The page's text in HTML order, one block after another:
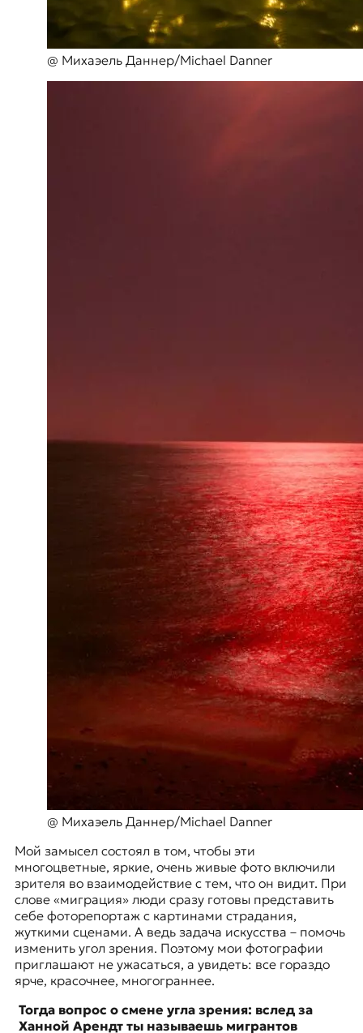
@ Михаэель Даннер/Michael Danner
@ Михаэель Даннер/Michael Danner
Мой замысел состоял в том, чтобы эти
многоцветные, яркие, очень живые фото включили
зрителя во взаимодействие с тем, что он видит. При
слове «миграция» люди сразу готовы представить
себе фоторепортаж с картинами страдания,
жуткими сценами. А ведь задача искусства – помочь
изменить угол зрения. Поэтому мои фотографии
приглашают не ужасаться, а увидеть: все гораздо
ярче, красочнее, многограннее.
Тогда вопрос о смене угла зрения: вслед за
Ханной Арендт ты называешь мигрантов